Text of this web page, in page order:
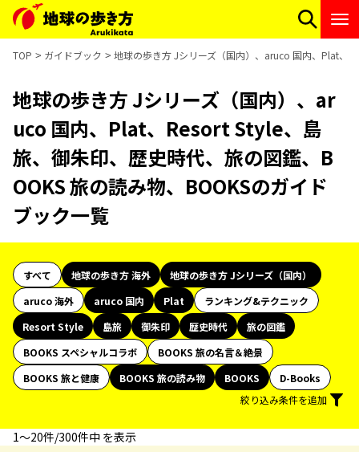
TOP ガイドブック 地球の歩き方 Jシリーズ（国内）、aruco 国内、Plat、
地球の歩き方 Jシリーズ（国内）、ar
uco 国内、Plat、Resort Style、島
旅、御朱印、歴史時代、旅の図鑑、B
OOKS 旅の読み物、BOOKSのガイド
ブック一覧
すべて 地球の歩き方 海外
地球の歩き方 Jシリーズ（国内）
aruco 海外
aruco 国内 Plat
ランキング&テクニック
Resort Style
島旅 御朱印 歴史時代
旅の図鑑
BOOKS スペシャルコラボ
BOOKS 旅の名言＆絶景
BOOKS 旅と健康
BOOKS 旅の読み物 BOOKS
D-Books
絞り込み条件を追加
1〜20件/300件中 を表示